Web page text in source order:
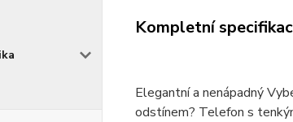
Kompletní
Elegantní a nenápadný
odstínem? Telefon s